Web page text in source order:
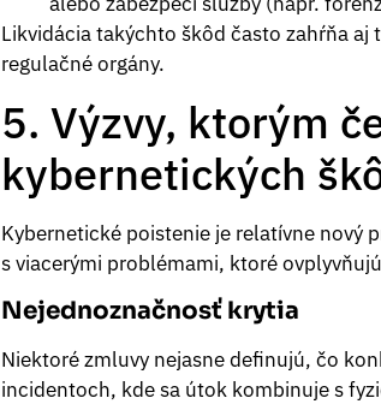
Likvidácia takýchto škôd často zahŕňa
regulačné orgány.
5. Výzvy, ktorým
kybernetických
Kybernetické poistenie je relatívne nový
s viacerými problémami, ktoré
Nejednoznačnosť krytia
Niektoré zmluvy nejasne definujú, čo
incidentoch, kde sa útok kombinuje s